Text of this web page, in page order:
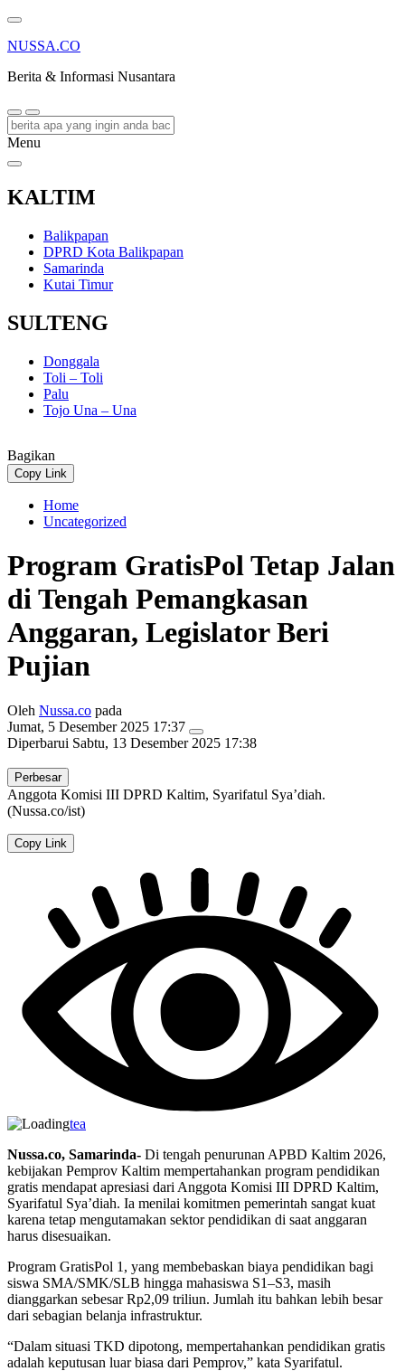
NUSSA.CO
Berita & Informasi Nusantara
Menu
KALTIM
Balikpapan
DPRD Kota Balikpapan
Samarinda
Kutai Timur
SULTENG
Donggala
Toli – Toli
Palu
Tojo Una – Una
Bagikan
Copy Link
Home
Uncategorized
Program GratisPol Tetap Jalan
di Tengah Pemangkasan
Anggaran, Legislator Beri
Pujian
Oleh Nussa.co pada
Jumat, 5 Desember 2025 17:37
Diperbarui Sabtu, 13 Desember 2025 17:38
Perbesar
Anggota Komisi III DPRD Kaltim, Syarifatul Sya’diah.
(Nussa.co/ist)
Copy Link
tea
Nussa.co, Samarinda- Di tengah penurunan APBD Kaltim 2026,
kebijakan Pemprov Kaltim mempertahankan program pendidikan
gratis mendapat apresiasi dari Anggota Komisi III DPRD Kaltim,
Syarifatul Sya’diah. Ia menilai komitmen pemerintah sangat kuat
karena tetap mengutamakan sektor pendidikan di saat anggaran
harus disesuaikan.
Program GratisPol 1, yang membebaskan biaya pendidikan bagi
siswa SMA/SMK/SLB hingga mahasiswa S1–S3, masih
dianggarkan sebesar Rp2,09 triliun. Jumlah itu bahkan lebih besar
dari sebagian belanja infrastruktur.
“Dalam situasi TKD dipotong, mempertahankan pendidikan gratis
adalah keputusan luar biasa dari Pemprov,” kata Syarifatul.